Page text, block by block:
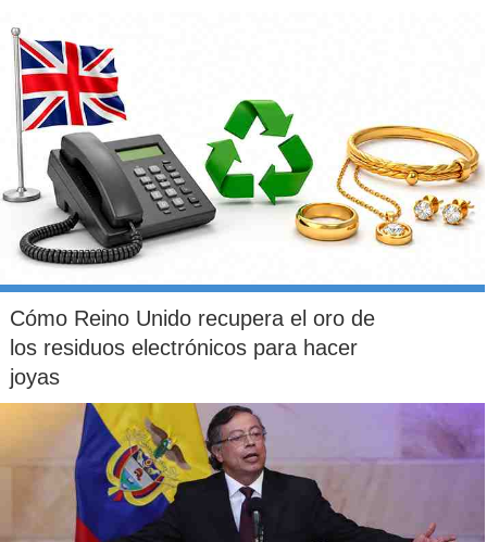
Cómo Reino Unido recupera el oro de
los residuos electrónicos para hacer
joyas